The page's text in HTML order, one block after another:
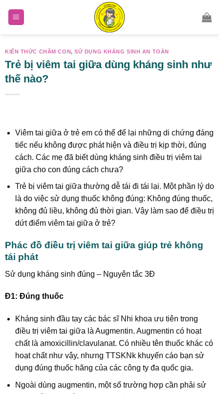
KIẾN THỨC CHĂM CON,SỬ DỤNG KHÁNG SINH AN TOÀN
Trẻ bị viêm tai giữa dùng kháng sinh như
thế nào?
Viêm tai giữa ở trẻ em có thể để lại những di chứng đáng
tiếc nếu không được phát hiện và điều trị kịp thời, đúng
cách. Các mẹ đã biết dùng kháng sinh điều trị viêm tai
giữa cho con đúng cách chưa?
Trẻ bị viêm tai giữa thường dễ tái đi tái lại. Một phần lý do
là do việc sử dụng thuốc không đúng: Không đúng thuốc,
không đủ liều, không đủ thời gian. Vậy làm sao để điều trị
dứt điểm viêm tai giữa ở trẻ?
Phác đồ điều trị viêm tai giữa giúp trẻ không
tái phát
Sử dụng kháng sinh đúng – Nguyên tắc 3Đ
Đ1: Đúng thuốc
Kháng sinh đầu tay các bác sĩ Nhi khoa ưu tiên trong
điều trị viêm tai giữa là Augmentin. Augmentin có hoạt
chất là amoxicillin/clavulanat. Có nhiều tên thuốc khác có
hoạt chất như vậy, nhưng TTSKNk khuyến cáo bạn sử
dụng đúng thuốc hãng của các công ty đa quốc gia.
Ngoài dùng augmentin, một số trường hợp cần phải sử